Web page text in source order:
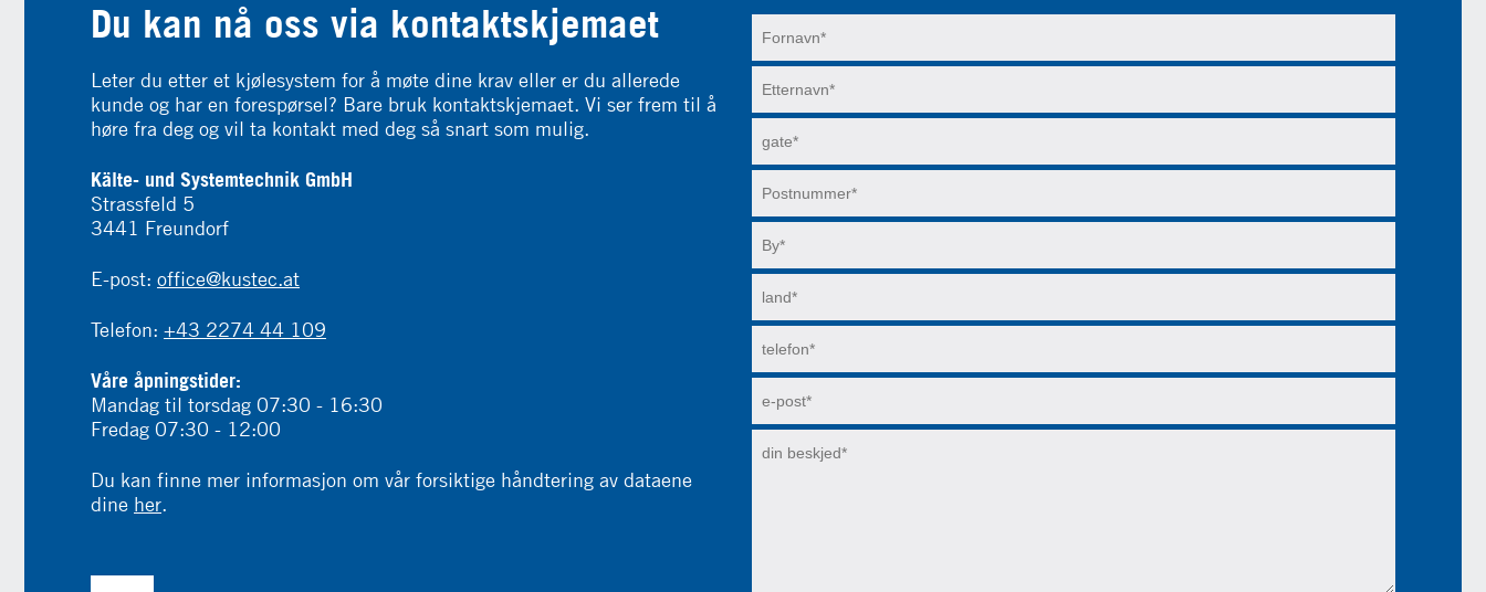
Du kan nå oss via kontaktskjemaet
Leter du etter et kjølesystem for å møte dine krav eller er du allerede
kunde og har en forespørsel? Bare bruk kontaktskjemaet. Vi ser frem til å
høre fra deg og vil ta kontakt med deg så snart som mulig.
Kälte- und Systemtechnik GmbH
Strassfeld 5
3441 Freundorf
E-post: office@kustec.at
Telefon: +43 2274 44 109
Våre åpningstider:
Mandag til torsdag 07:30 - 16:30
Fredag ​​07:30 - 12:00
Du kan finne mer informasjon om vår forsiktige håndtering av dataene
dine her.